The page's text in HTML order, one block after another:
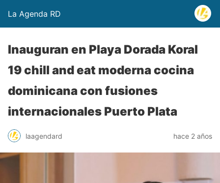
La Agenda RD
Inauguran en Playa Dorada Koral
19 chill and eat moderna cocina
dominicana con fusiones
internacionales Puerto Plata
laagendard hace 2 años